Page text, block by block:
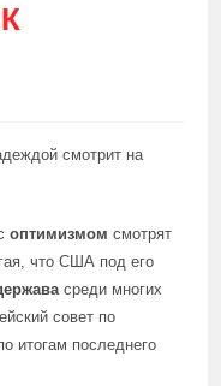
смотрит на
оптимизмом смотрят
что США под его
среди многих
совет по
итогам последнего